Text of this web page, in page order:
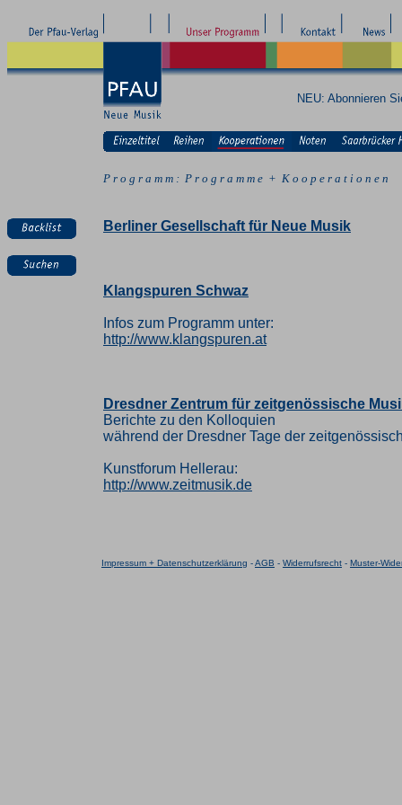
NEU: Abonnieren
P r o g r a m m : P r o g r a m m e + K o o p e r a t i o n e n
Berliner Gesellschaft für Neue Musik
Klangspuren Schwaz
Infos zum Programm unter:
http://www.klangspuren.at
Dresdner Zentrum für zeitgenössische
Berichte zu den Kolloquien
während der Dresdner Tage der
Kunstforum Hellerau:
http://www.zeitmusik.de
Impressum + Datenschutzerklärung -AGB - Widerrufsrecht - Muster-